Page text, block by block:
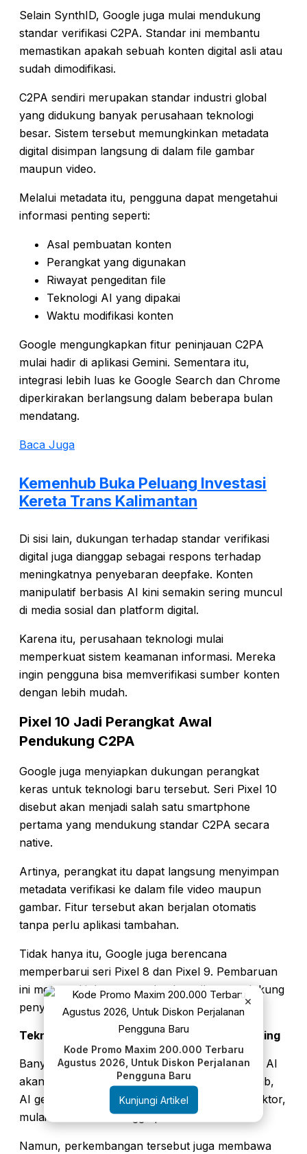
Selain SynthID, Google juga mulai mendukung
standar verifikasi C2PA. Standar ini membantu
memastikan apakah sebuah konten digital asli atau
sudah dimodifikasi.
C2PA sendiri merupakan standar industri global
yang didukung banyak perusahaan teknologi
besar. Sistem tersebut memungkinkan metadata
digital disimpan langsung di dalam file gambar
maupun video.
Melalui metadata itu, pengguna dapat mengetahui
informasi penting seperti:
Asal pembuatan konten
Perangkat yang digunakan
Riwayat pengeditan file
Teknologi AI yang dipakai
Waktu modifikasi konten
Google mengungkapkan fitur peninjauan C2PA
mulai hadir di aplikasi Gemini. Sementara itu,
integrasi lebih luas ke Google Search dan Chrome
diperkirakan berlangsung dalam beberapa bulan
mendatang.
Baca Juga
Kemenhub Buka Peluang Investasi
Kereta Trans Kalimantan
Di sisi lain, dukungan terhadap standar verifikasi
digital juga dianggap sebagai respons terhadap
meningkatnya penyebaran deepfake. Konten
manipulatif berbasis AI kini semakin sering muncul
di media sosial dan platform digital.
Karena itu, perusahaan teknologi mulai
memperkuat sistem keamanan informasi. Mereka
ingin pengguna bisa memverifikasi sumber konten
dengan lebih mudah.
Pixel 10 Jadi Perangkat Awal
Pendukung C2PA
Google juga menyiapkan dukungan perangkat
keras untuk teknologi baru tersebut. Seri Pixel 10
disebut akan menjadi salah satu smartphone
pertama yang mendukung standar C2PA secara
native.
Artinya, perangkat itu dapat langsung menyimpan
metadata verifikasi ke dalam file video maupun
gambar. Fitur tersebut akan berjalan otomatis
tanpa perlu aplikasi tambahan.
Tidak hanya itu, Google juga berencana
memperbarui seri Pixel 8 dan Pixel 9. Pembaruan
ini memungkinkan perangkat lama ikut mendukung
penyimpanan metadata C2PA.
Teknologi Watermark AI Dinilai Semakin Penting
Banyak pengamat menilai teknologi watermark AI
akan menjadi standar baru industri digital. Sebab,
AI generatif kini digunakan di hampir semua sektor,
mulai dari hiburan hingga pendidikan.
Namun, perkembangan tersebut juga membawa
×
Kode Promo Maxim 200.000 Terbaru
Agustus 2026, Untuk Diskon Perjalanan
Pengguna Baru
Kunjungi Artikel